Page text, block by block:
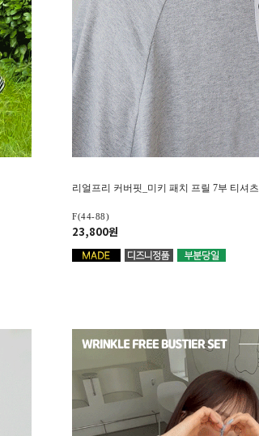
리얼프리 커버핏_미키 패치 프릴 7부 티셔츠
F(44-88)
23,800원